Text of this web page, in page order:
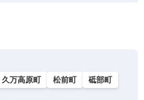
久万高原町 松前町 砥部町